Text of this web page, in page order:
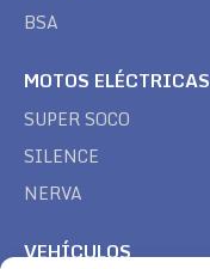
BSA
MOTOS ELÉCTRICAS
SUPER SOCO
SILENCE
NERVA
VEHÍCULOS